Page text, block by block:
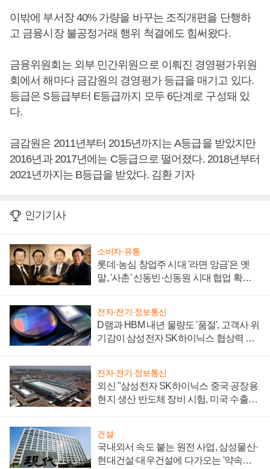
이밖에 부서장 40% 가량을 바꾸는 조직개편을 단행하
고 금융시장 불공정거래 행위 척결에도 힘써왔다.
금융위원회는 외부 민간위원으로 이뤄진 경영평가위원
회에서 해마다 금감원의 경영평가 등급을 매기고 있다.
등급은 S등급부터 E등급까지 모두 6단계로 구성돼 있
다.
금감원은 2011년부터 2015년까지는 A등급을 받았지만
2016년과 2017년에는 C등급으로 떨어졌다. 2018년부터
2021년까지는 B등급을 받았다. 김환 기자
인기기사
소비자·유통
롯데·농심 창업주 시대 '라면 앙금'은 옛
말, '사촌' 신동빈·신동원 시대 협업 확대
전자·전기·정보통신
D램과 HBM 내년 물량도 '품절', 고객사 위
기감이 삼성전자 SK하이닉스 협상력 더
전자·전기·정보통신
외신 "삼성전자 SK하이닉스 중국 공장용
현지 생산 반도체 장비 시험, 미국 수출통
건설
국내외서 속도 붙는 원전 사업, 삼성물산·
현대건설·대우건설에 다가오는 '약속의